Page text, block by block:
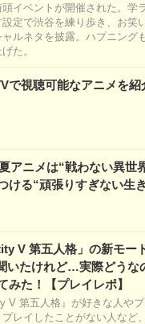
イベントが開催された。学
定で渋谷を練り歩き、お笑
ャルネタを披露。ハプニング
た。
で視聴可能なアニメを紹
アニメは“戦わない異世
ける“頑張りすぎない生
V 第五人格」の新モー
いたけれど…実際どうな
みた！【プレイレポ】
V 第五人格』が好きな人や
プレイしたことがない人など